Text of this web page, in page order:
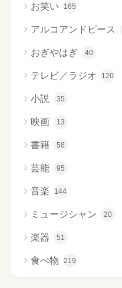
お笑い 165
アルコアンドピース
おぎやはぎ 40
テレビ／ラジオ 120
小説 35
映画 13
書籍 58
芸能 95
音楽 144
ミュージシャン 20
楽器 51
食べ物 219